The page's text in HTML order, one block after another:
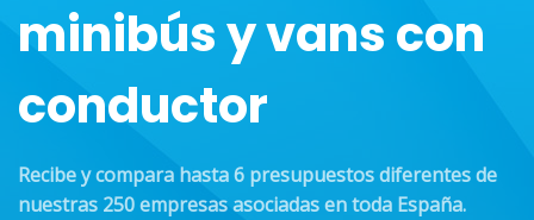
minibús y vans con
conductor
Recibe y compara hasta 6 presupuestos diferentes de
nuestras 250 empresas asociadas en toda España.